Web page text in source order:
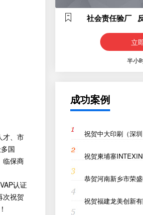
才、市
国
临保商
认证
次祝贺
社会责任验厂
立
半小
成功案例
祝贺中大印刷（深
祝贺柬埔寨
恭贺河南新乡市荣
祝贺福建龙美创新